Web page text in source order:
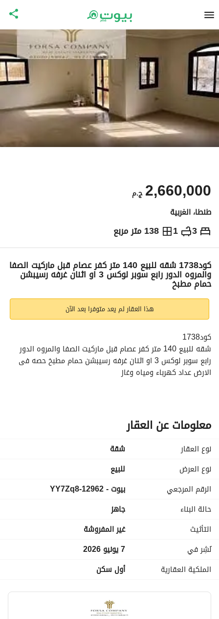
ج.م 2,660,000
طنطا، الغربية
3
1 138 متر مربع ج.م2,660,000
التفاصيل الاتجاهات والمؤشرات رهن عقاري
كود1738 شقه للبيع 140 متر كفر عصام قبل ماركيت الصفا
والمروه الدور رابع سوبر لوكس 3 او اثنان غرفه رسيبشن
حمام مطبخ
هذا العقار لم يعد متوفرا بعد الآن
كود1738
الارض عداد كهرباء ومياه وغاز
فرصه سفير السعاده للطنطاويه
فرصه معاك فى اللى يهمك
متشلش هم
احنا مش بنبيع احنا بننقلك لحياه جديده
لمزيد من المعلومات اتصل بنا على التلفونات الاتيه
عرض معلومات الاتصال
عنوان فرصه ميتوهش
طنطا شارع حسن رضوان مع عنتر بن شداد
معلومات عن العقار
نوع العقار
شقة
نوع العرض
للبيع
الرقم المرجعي
بيوت - 12962-YY7Zq8
حالة البناء
جاهز
التأثيث
غير المفروشة
نُشِر في
7 يونيو 2026
الملكية العقارية
أول سكن